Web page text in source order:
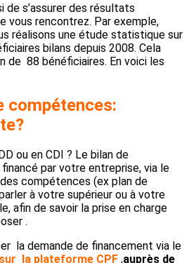
de s’assurer des résultats
vous rencontrez. Par exemple,
réalisons une étude statistique sur
bilans depuis 2008. Cela
de 88 bénéficiaires. En voici les
compétences:
ou en CDI ? Le bilan de
par votre entreprise, via le
compétences (ex plan de
à votre supérieur ou à votre
afin de savoir la prise en charge
.
la demande de financement via le
sur la plateforme CPF ,auprès de